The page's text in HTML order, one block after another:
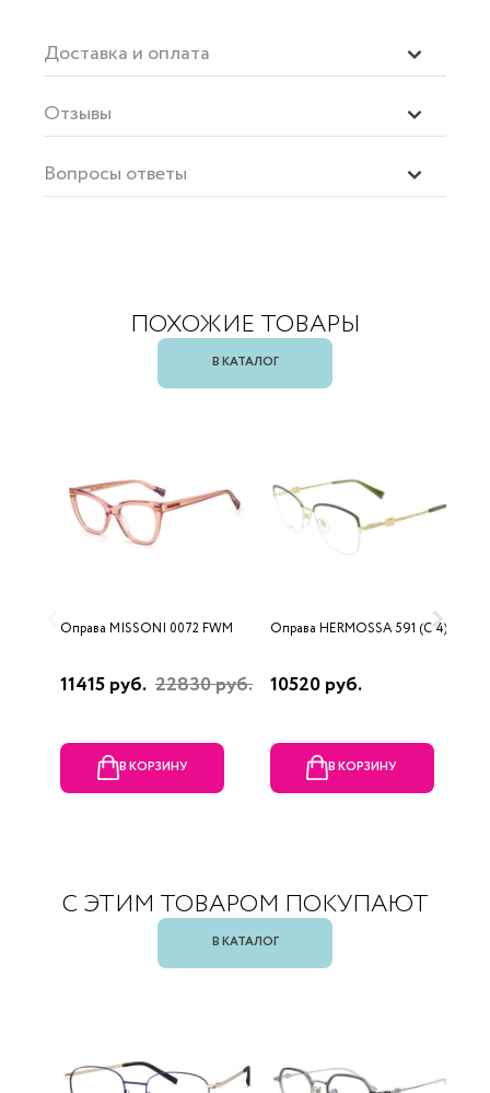
Доставка и оплата
Отзывы
Вопросы ответы
ПОХОЖИЕ ТОВАРЫ
В КАТАЛОГ
Оправа MISSONI 0072 FWM
11415 руб. 22830 руб.
В КОРЗИНУ
Оправа HERMOSSA 591 (C 4)
10520 руб.
В КОРЗИНУ
С ЭТИМ ТОВАРОМ ПОКУПАЮТ
В КАТАЛОГ